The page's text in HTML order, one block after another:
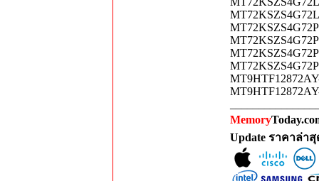
Memory
Update ราคาล่า